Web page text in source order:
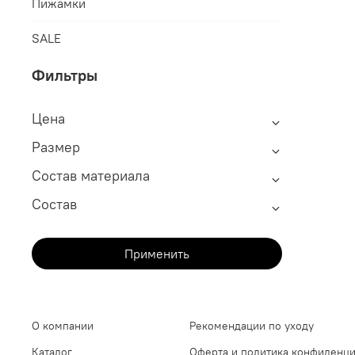
Пижамки
SALE
Фильтры
Цена
Размер
Состав материала
Состав
Применить
О компании
Каталог
Рекомендации по уходу
Оферта и политика